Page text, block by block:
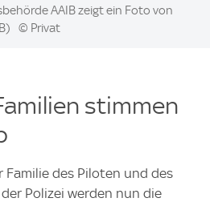
AAIB zeigt ein Foto von
© Privat
stimmen
Familie des Piloten und des
Polizei werden nun die